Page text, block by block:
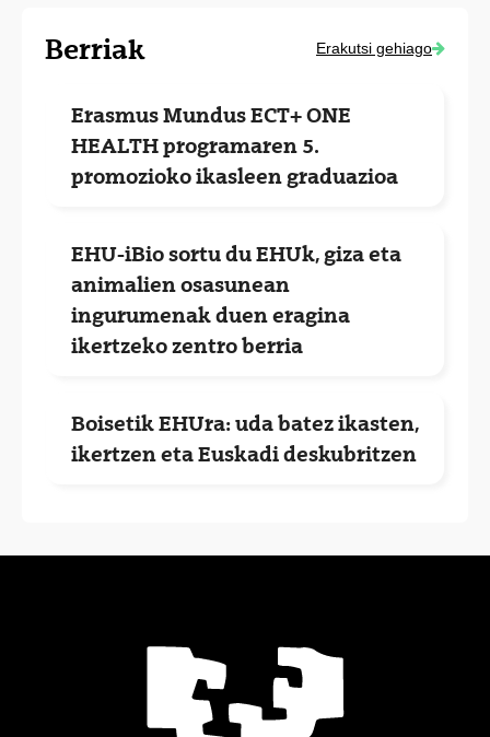
Berriak Erakutsi gehiago
Erasmus Mundus ECT+ ONE
HEALTH programaren 5.
promozioko ikasleen graduazioa
EHU-iBio sortu du EHUk, giza eta
animalien osasunean
ingurumenak duen eragina
ikertzeko zentro berria
Boisetik EHUra: uda batez ikasten,
ikertzen eta Euskadi deskubritzen